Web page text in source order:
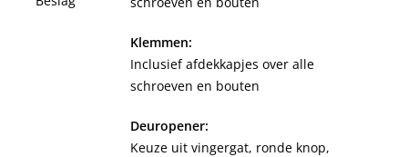
Klemmen:
Inclusief afdekkapjes over alle
schroeven en bouten
Deuropener:
Keuze uit vingergat, ronde knop,